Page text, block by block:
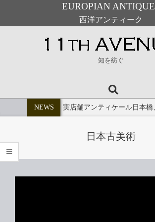
EUROPIAN
西洋アンティーク
知を紡ぐ
Navigation
Search
NEWS 実店舗アンティケール日本橋
日本古美術